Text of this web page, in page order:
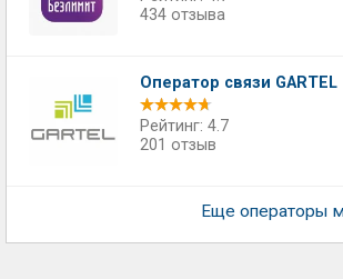
434 отзыва
Оператор связи GARTEL
Рейтинг: 4.7
201 отзыв
Еще операторы